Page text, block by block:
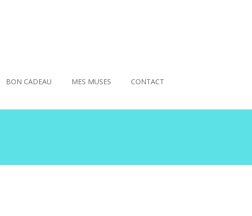
BON CADEAU MES MUSES CONTACT